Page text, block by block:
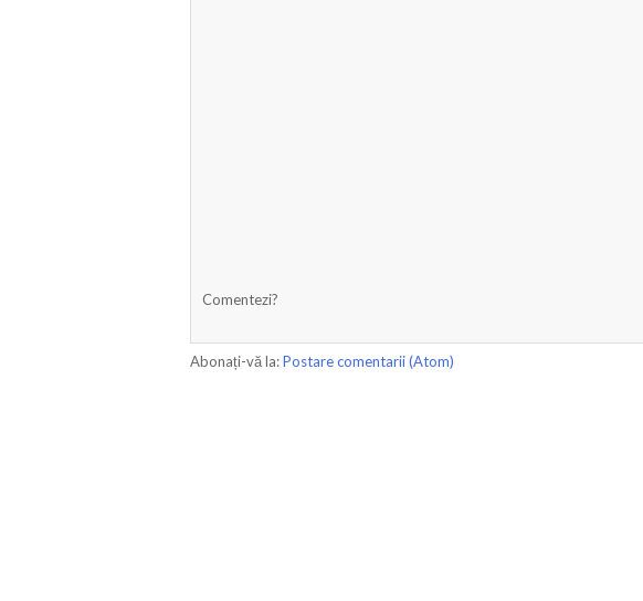
Comentezi?
Abonați-vă la:Postare comentarii (Atom)